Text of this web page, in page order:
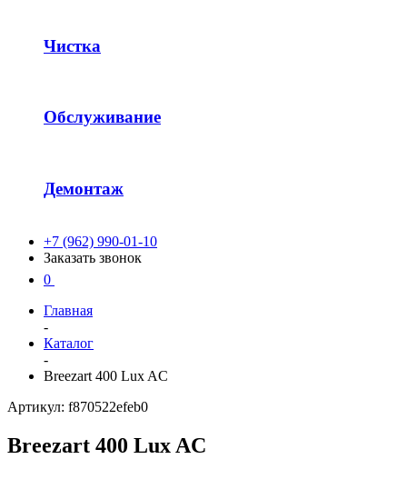
Чистка
Обслуживание
Демонтаж
+7 (962) 990-01-10
Заказать звонок
0
Главная
-
Каталог
-
Breezart 400 Lux AC
Артикул: f870522efeb0
Breezart 400 Lux AC